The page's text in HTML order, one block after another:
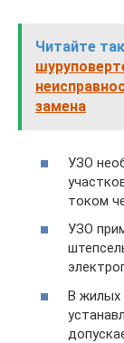
Читайте
замена
УЗО
током
УЗО
В жилых